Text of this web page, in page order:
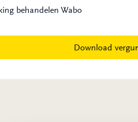
behandelen Wabo
Download